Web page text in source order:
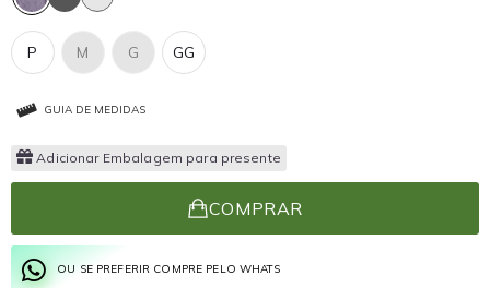
GG
M G
P
GUIA DE MEDIDAS
Adicionar Embalagem para presente
COMPRAR
OU SE PREFERIR COMPRE PELO WHATS